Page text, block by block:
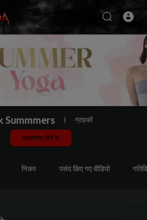
Summmers | ग्राहकों
सदस्यता लेने के
निकर पसंद किए गए वीडियो